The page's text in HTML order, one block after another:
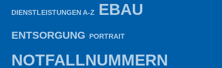
DIENSTLEISTUNGEN A-Z EBAU
ENTSORGUNG PORTRAIT
NOTFALLNUMMERN